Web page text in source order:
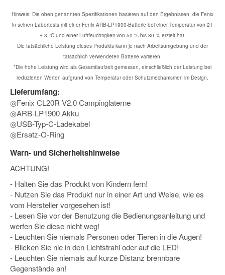
Hinweis: Die oben genannten Spezifikationen basieren auf den Ergebnissen, die Fenix
in seinen Labortests mit einer Fenix ARB-LP1900-Batterie bei einer Temperatur von 21
± 3 °C und einer Luftfeuchtigkeit von 50 % bis 80 % erzielt hat.
Die tatsächliche Leistung dieses Produkts kann je nach Arbeitsumgebung und der
tatsächlich verwendeten Batterie variieren.
*Die hohe Leistung wird als Gesamtlaufzeit gemessen, einschließlich der Leistung bei
reduzierten Werten aufgrund von Temperatur oder Schutzmechanismen im Design.
Lieferumfang:
◎Fenix CL20R V2.0 Campinglaterne
◎ARB-LP1900 Akku
◎USB-Typ-C-Ladekabel
◎Ersatz-O-Ring
Warn- und Sicherheitshinweise
ACHTUNG!
- Halten Sie das Produkt von Kindern fern!
- Nutzen Sie das Produkt nur in einer Art und Weise, wie es
vom Hersteller vorgesehen ist!
- Lesen Sie vor der Benutzung die Bedienungsanleitung und
werfen Sie diese nicht weg!
- Leuchten Sie niemals Personen oder Tieren in die Augen!
- Blicken Sie nie in den Lichtstrahl oder auf die LED!
- Leuchten Sie niemals auf kurze Distanz brennbare
Gegenstände an!